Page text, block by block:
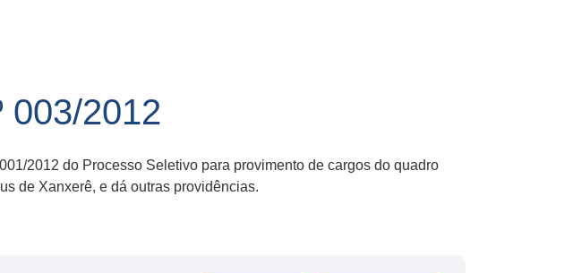
003/2012
2012 do Processo Seletivo para provimento de cargos do quadro
de Xanxerê, e dá outras providências.